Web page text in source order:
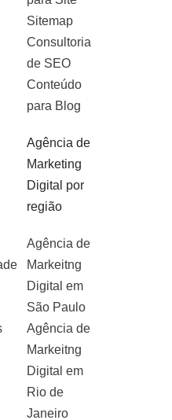
Sitemap
Consultoria
de SEO
Conteúdo
para Blog
Agência de
Marketing
Digital por
região
Agência de
Markeitng
Digital em
São Paulo
Agência de
Markeitng
Digital em
Rio de
Janeiro